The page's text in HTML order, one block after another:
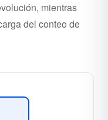
mientras
del conteo de